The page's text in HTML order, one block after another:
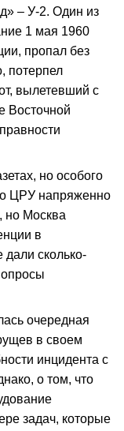
– У-2. Один из
1 мая 1960
пропал без
потерпел
вылетевший с
Восточной
но особого
ЦРУ напряженно
Москва
в
сколько-
очередная
в своем
инцидента с
о том, что
задач, которые